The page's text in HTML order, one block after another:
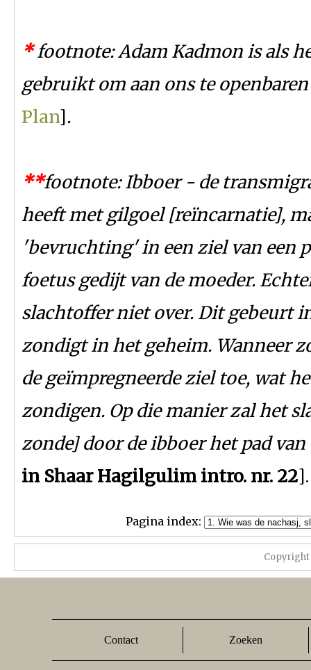
*footnote: Adam Kadmon is als
gebruikt om aan ons te
Plan].
**footnote: Ibboer - de
heeft met gilgoel [reïncarnatie],
'bevruchting' in een ziel van een
foetus gedijt van de moeder.
slachtoffer niet over. Dit gebeurt
zondigt in het geheim. Wanneer
de geïmpregneerde ziel toe, wat
zondigen. Op die manier zal het
zonde] door de ibboer het pad
in Shaar Hagilgulim intro. nr. 22].
Pagina index:
Contact Zoeken